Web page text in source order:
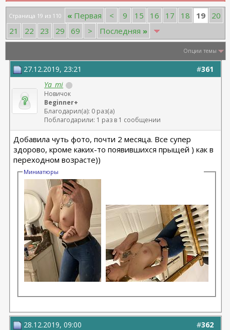
Страница 19 из 110 « Первая < 9 15 16 17 18 19
20
21
22 23 29 69 > Последняя »
Опции темы
#361
27.12.2019, 23:21
Ya_mi
Новичок
Beginner+
Благодарил(а): 0 раз(а)
Поблагодарили: 1 раз в 1 сообщении
Добавила чуть фото, почти 2 месяца. Все супер
здорово, кроме каких-то появившихся прыщей ) как в
переходном возрасте))
Миниатюры
#362
28.12.2019, 09:00